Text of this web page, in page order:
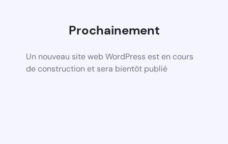
Prochainement
Un nouveau site web WordPress est en cours
de construction et sera bientôt publié